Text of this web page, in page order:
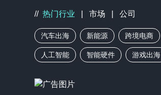
// 热门行业 市场 公司
汽车出海 新能源 跨境电商
人工智能 智能硬件 游戏出海